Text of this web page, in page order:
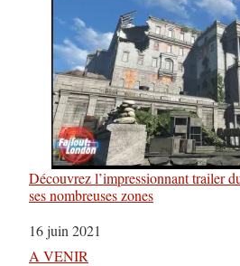
Découvrez l’impressionnant trailer
ses nombreuses zones
Date
16 juin 2021
Par rapport à
A VENIR